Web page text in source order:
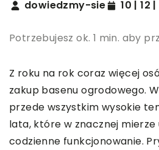
dowiedzmy-sie 10 | 12
Potrzebujesz ok. 1 min. aby
Z roku na rok coraz więcej
zakup basenu ogrodowego.
przede wszystkim wysokie
lata, które w znacznej mierze
codzienne funkcjonowanie.